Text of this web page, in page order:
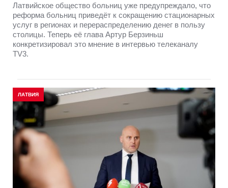
Латвийское общество больниц уже предупреждало, что
реформа больниц приведёт к сокращению стационарных
услуг в регионах и перераспределению денег в пользу
столицы. Теперь её глава Артур Берзиньш
конкретизировал это мнение в интервью телеканалу
TV3.
ЛАТВИЯ